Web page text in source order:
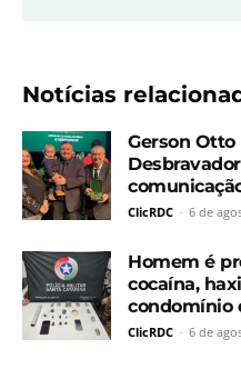
Notícias
Gerson Otto
ClicRDC - 6 de
Homem é
cocaína,
condomínio
ClicRDC - 6 de